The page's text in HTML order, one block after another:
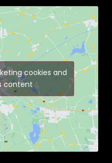
cookies and
content